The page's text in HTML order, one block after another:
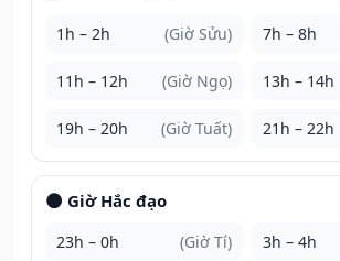
1h – 2h (Giờ Sửu) 7h – 8h
11h – 12h (Giờ Ngọ) 13h – 14h
19h – 20h (Giờ Tuất) 21h – 22h
🌑 Giờ Hắc đạo
23h – 0h (Giờ Tí) 3h – 4h